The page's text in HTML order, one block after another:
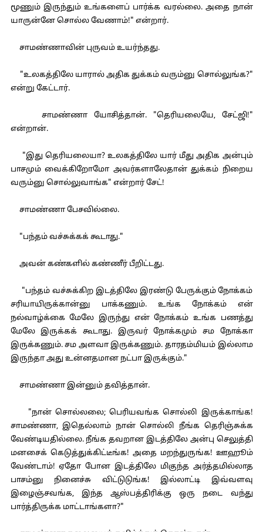
மூணும் இருந்தும் உங்களைப் பார்க்க வரல்லை. அதை நான்
யாருன்னே சொல்ல வேணாம்!" என்றார்.
சாமண்ணாவின் புருவம் உயர்ந்தது.
"உலகத்திலே யாரால் அதிக துக்கம் வரும்னு சொல்லுங்க?"
என்று கேட்டார்.
சாமண்ணா யோசித்தான். "தெரியலையே, சேட்ஜி!"
என்றான்.
"இது தெரியலையா? உலகத்திலே யார் மீது அதிக அன்பும்
பாசமும் வைக்கிறோமோ அவர்களாலேதான் துக்கம் நிறைய
வரும்னு சொல்லுவாங்க" என்றார் சேட்!
சாமண்ணா பேசவில்லை.
"பந்தம் வச்சுக்கக் கூடாது."
அவன் கண்களில் கண்ணீர் பீறிட்டது.
"பந்தம் வச்சுக்கிற இடத்திலே இரண்டு பேருக்கும் நோக்கம்
சரியாயிருக்கான்னு பாக்கணும். உங்க நோக்கம் என்
நல்வாழ்க்கை மேலே இருந்து என் நோக்கம் உங்க பணத்து
மேலே இருக்கக் கூடாது. இருவர் நோக்கமும் சம நோக்கா
இருக்கணும். சம அளவா இருக்கணும். தாரதம்மியம் இல்லாம
இருந்தா அது உன்னதமான நட்பா இருக்கும்."
சாமண்ணா இன்னும் தவித்தான்.
"நான் சொல்லலை; பெரியவங்க சொல்லி இருக்காங்க!
சாமண்ணா, இதெல்லாம் நான் சொல்லி நீங்க தெரிஞ்சுக்க
வேண்டியதில்லை. நீங்க தவறான இடத்திலே அன்பு செலுத்தி
மனசைக் கெடுத்துக்கிட்டீங்க! அதை மறந்துருங்க! ஊஹூம்
வேண்டாம்! ஏதோ போன இடத்திலே மிகுந்த அர்த்தமில்லாத
பாசம்னு நினைச்சு விட்டுடுங்க! இல்லாட்டி இவ்வளவு
இழைஞ்சவங்க, இந்த ஆஸ்பத்திரிக்கு ஒரு நடை வந்து
பார்த்திருக்க மாட்டாங்களா?"